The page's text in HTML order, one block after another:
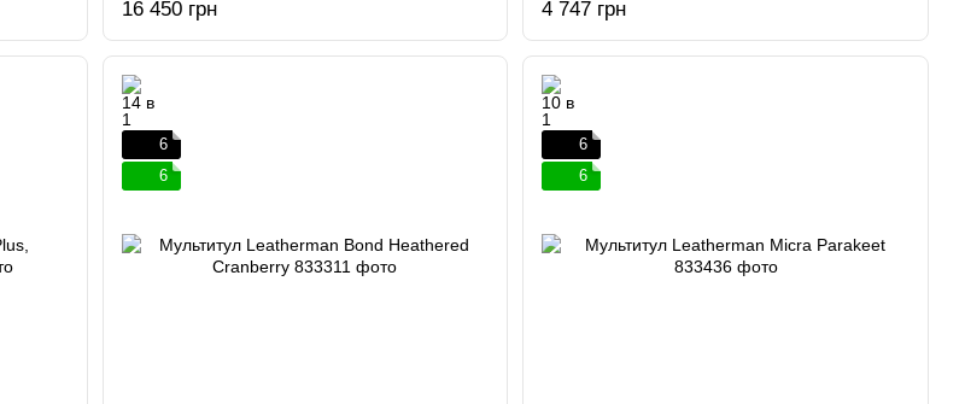
16 450 грн 4 747 грн
6
6
6
6